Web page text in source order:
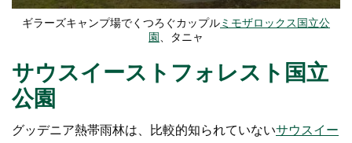
ギラーズキャンプ場でくつろぐカップル ミモザロックス国立公
園 、タニャ
サウスイーストフォレスト国立
公園
グッデニア熱帯雨林は、比較的知られていないサウスイー